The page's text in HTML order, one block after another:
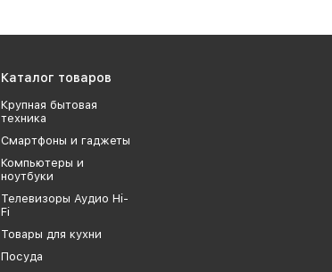
Каталог товаров
Крупная бытовая
техника
Смартфоны и гаджеты
Компьютеры и
ноутбуки
Телевизоры Аудио Hi-
Fi
Товары для кухни
Посуда